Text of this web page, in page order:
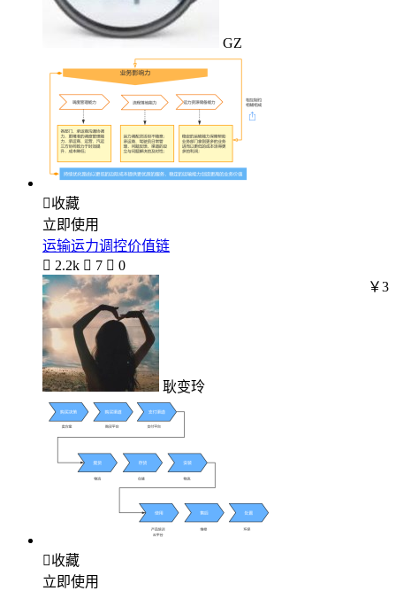
GZ
收藏
立即使用
运输运力调控价值链
 2.2k  7  0
耿变玲
￥3
收藏
立即使用